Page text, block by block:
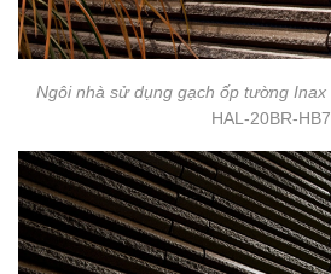
Ngôi nhà sử dụng gạch ốp tường Inax
HAL-20BR-HB7